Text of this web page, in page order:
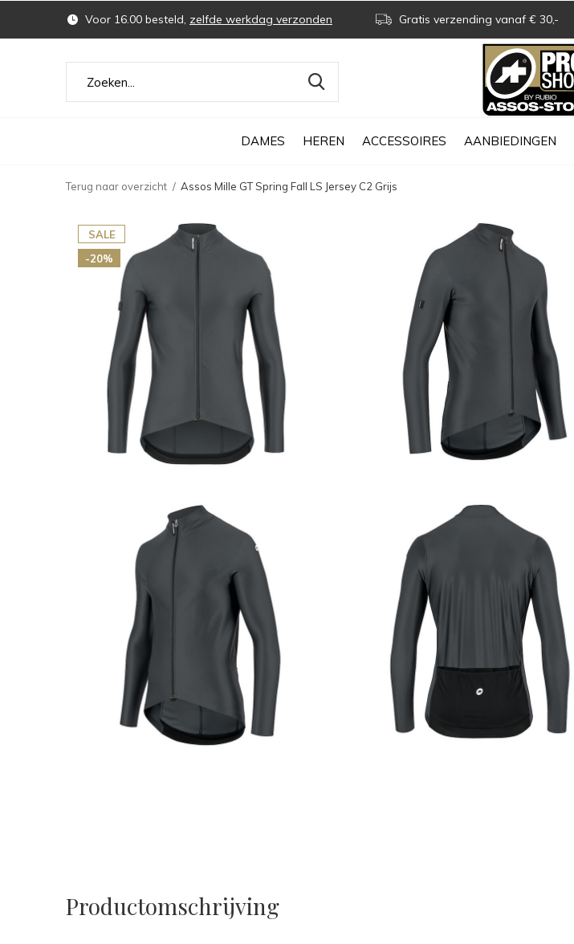
DAMES HEREN ACCESSOIRES AANBIEDINGEN
Voor 16.00 besteld, zelfde werkdag verzonden Gratis verzending vanaf € 30,-
Terug naar overzicht Assos Mille GT Spring Fall LS Jersey C2 Grijs
SALE
-20%
Productomschrijving